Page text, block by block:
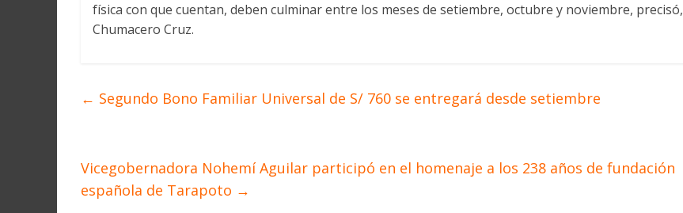
física con que cuentan, deben culminar entre los meses de setiembre, octubre y noviembre, precisó,
Chumacero Cruz.
← Segundo Bono Familiar Universal de S/ 760 se entregará desde setiembre
Vicegobernadora Nohemí Aguilar participó en el homenaje a los 238 años de fundación
española de Tarapoto →